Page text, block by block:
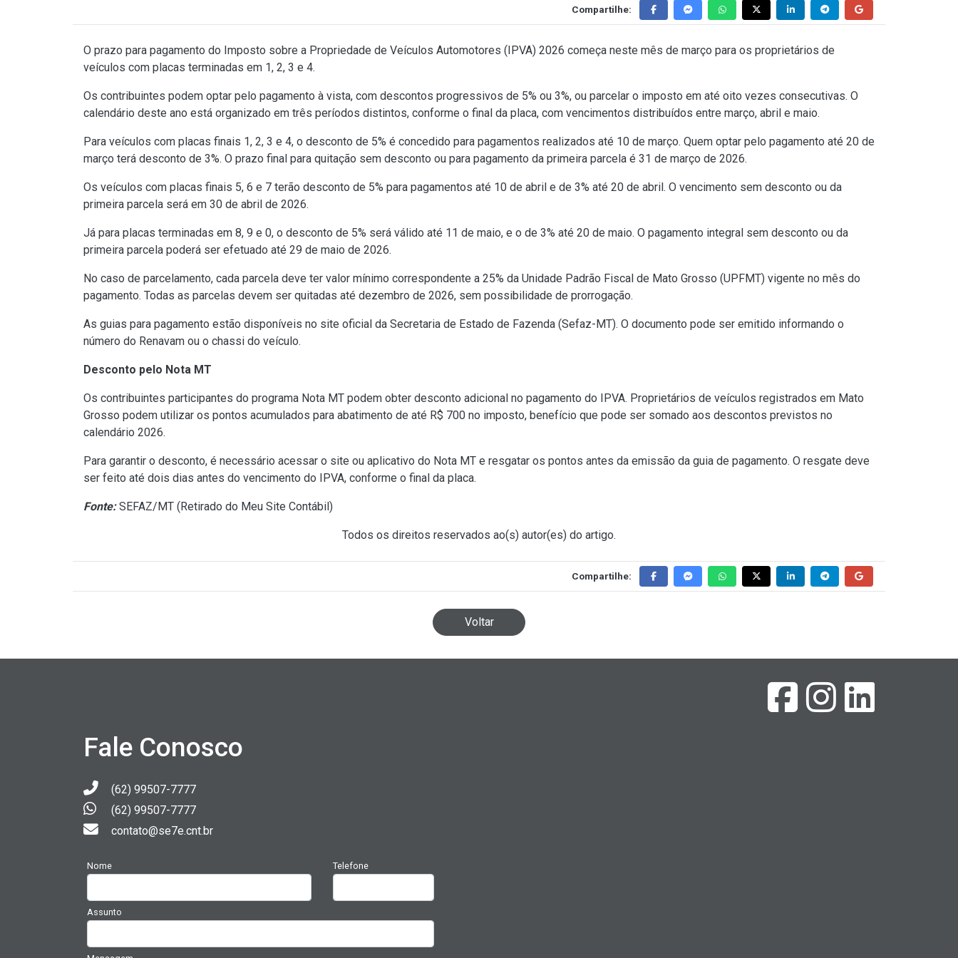
Compartilhe:
O prazo para pagamento do Imposto sobre a Propriedade de Veículos Automotores (IPVA) 2026 começa neste mês de março para os proprietários de
veículos com placas terminadas em 1, 2, 3 e 4.
Os contribuintes podem optar pelo pagamento à vista, com descontos progressivos de 5% ou 3%, ou parcelar o imposto em até oito vezes consecutivas. O
calendário deste ano está organizado em três períodos distintos, conforme o final da placa, com vencimentos distribuídos entre março, abril e maio.
Para veículos com placas finais 1, 2, 3 e 4, o desconto de 5% é concedido para pagamentos realizados até 10 de março. Quem optar pelo pagamento até 20 de
março terá desconto de 3%. O prazo final para quitação sem desconto ou para pagamento da primeira parcela é 31 de março de 2026.
Os veículos com placas finais 5, 6 e 7 terão desconto de 5% para pagamentos até 10 de abril e de 3% até 20 de abril. O vencimento sem desconto ou da
primeira parcela será em 30 de abril de 2026.
Já para placas terminadas em 8, 9 e 0, o desconto de 5% será válido até 11 de maio, e o de 3% até 20 de maio. O pagamento integral sem desconto ou da
primeira parcela poderá ser efetuado até 29 de maio de 2026.
No caso de parcelamento, cada parcela deve ter valor mínimo correspondente a 25% da Unidade Padrão Fiscal de Mato Grosso (UPFMT) vigente no mês do
pagamento. Todas as parcelas devem ser quitadas até dezembro de 2026, sem possibilidade de prorrogação.
As guias para pagamento estão disponíveis no site oficial da Secretaria de Estado de Fazenda (Sefaz-MT). O documento pode ser emitido informando o
número do Renavam ou o chassi do veículo.
Desconto pelo Nota MT
Os contribuintes participantes do programa Nota MT podem obter desconto adicional no pagamento do IPVA. Proprietários de veículos registrados em Mato
Grosso podem utilizar os pontos acumulados para abatimento de até R$ 700 no imposto, benefício que pode ser somado aos descontos previstos no
calendário 2026.
Para garantir o desconto, é necessário acessar o site ou aplicativo do Nota MT e resgatar os pontos antes da emissão da guia de pagamento. O resgate deve
ser feito até dois dias antes do vencimento do IPVA, conforme o final da placa.
Fonte:SEFAZ/MT (Retirado do Meu Site Contábil)
Todos os direitos reservados ao(s) autor(es) do artigo.
Compartilhe:
Voltar
Fale Conosco
(62) 99507-7777
(62) 99507-7777
contato@se7e.cnt.br
Nome Telefone
Assunto